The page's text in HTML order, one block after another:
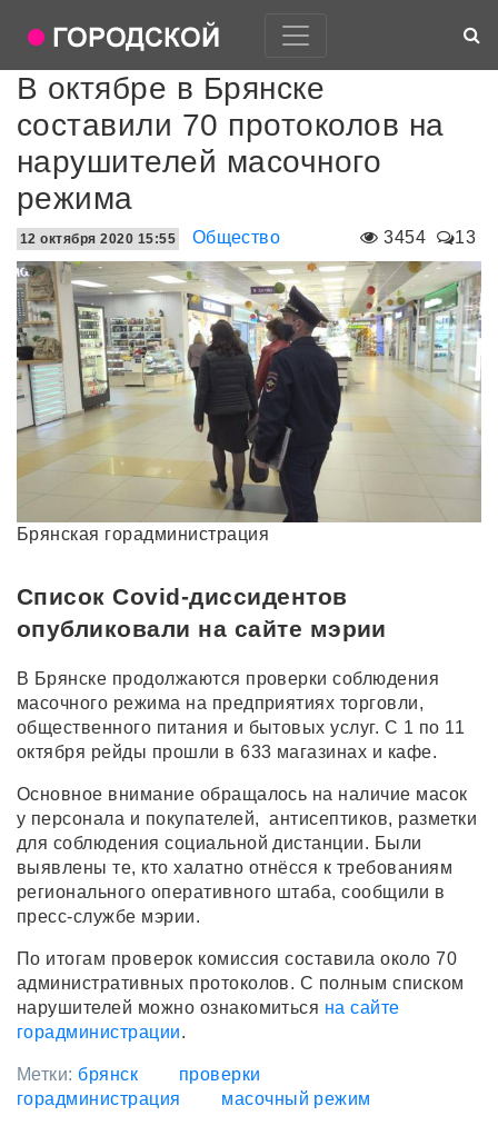
В октябре в Брянске
составили 70 протоколов на
нарушителей масочного
режима
3454 13
12 октября 2020 15:55 Общество
Брянская горадминистрация
Список Covid-диссидентов
опубликовали на сайте мэрии
В Брянске продолжаются проверки соблюдения
масочного режима на предприятиях торговли,
общественного питания и бытовых услуг. С 1 по 11
октября рейды прошли в 633 магазинах и кафе.
Основное внимание обращалось на наличие масок
у персонала и покупателей, антисептиков, разметки
для соблюдения социальной дистанции. Были
выявлены те, кто халатно отнёсся к требованиям
регионального оперативного штаба, сообщили в
пресс-службе мэрии.
По итогам проверок комиссия составила около 70
административных протоколов. С полным списком
нарушителей можно ознакомиться на сайте
горадминистрации.
Метки: брянск
проверки
горадминистрация
масочный режим